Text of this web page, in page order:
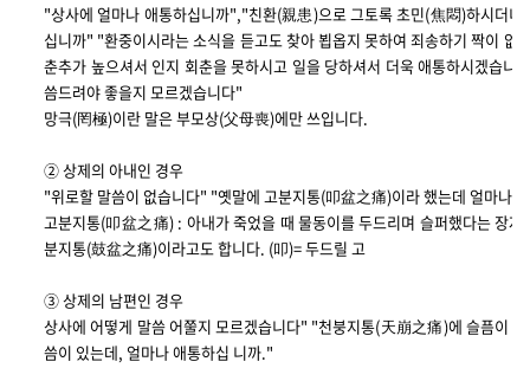
"상사에 얼마나 애통하십니까","친환(親患)으로 그토록 초민(焦悶)하시더니
십니까" "환중이시라는 소식을 듣고도 찾아 뵙옵지 못하여 죄송하기 짝이 없
춘추가 높으셔서 인지 회춘을 못하시고 일을 당하셔서 더욱 애통하시겠습니
씀드려야 좋을지 모르겠습니다"
망극(罔極)이란 말은 부모상(父母喪)에만 쓰입니다.
② 상제의 아내인 경우
"위로할 말씀이 없습니다" "옛말에 고분지통(叩盆之痛)이라 했는데 얼마나
고분지통(叩盆之痛) : 아내가 죽었을 때 물동이를 두드리며 슬퍼했다는 장
분지통(鼓盆之痛)이라고도 합니다. (叩)= 두드릴 고
③ 상제의 남편인 경우
상사에 어떻게 말씀 어쭐지 모르겠습니다" "천붕지통(天崩之痛)에 슬픔이
씀이 있는데, 얼마나 애통하십 니까."